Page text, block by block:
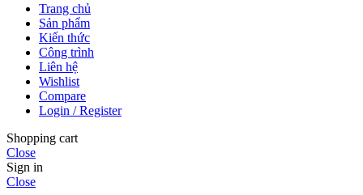
Trang chủ
Sản phẩm
Kiến thức
Công trình
Liên hệ
Wishlist
Compare
Login / Register
Shopping cart
Close
Sign in
Close